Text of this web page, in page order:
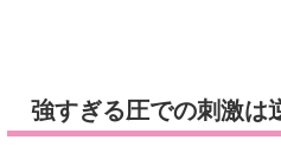
は繊細な部位とも言われてお
感が増すケースもあるようです